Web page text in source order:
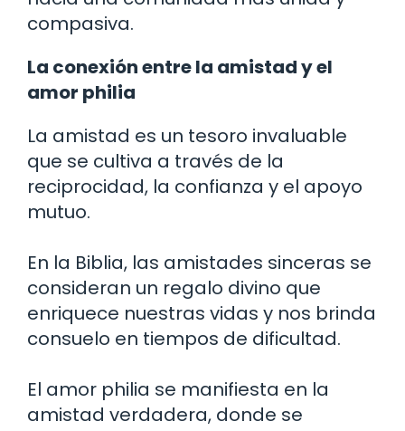
compasiva.
La conexión entre la amistad y el
amor philia
La amistad es un tesoro invaluable
que se cultiva a través de la
reciprocidad, la confianza y el apoyo
mutuo.
En la Biblia, las amistades sinceras se
consideran un regalo divino que
enriquece nuestras vidas y nos brinda
consuelo en tiempos de dificultad.
El amor philia se manifiesta en la
amistad verdadera, donde se